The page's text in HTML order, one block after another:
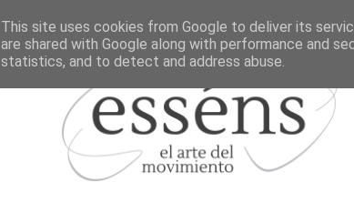
This site uses cookies from Google to deliver its
are shared with Google along with performance and
statistics, and to detect and address abuse.